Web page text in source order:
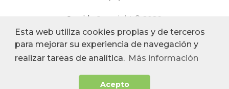
Comida Copyright © 2026.
Euroresidentes
Esta web utiliza cookies propias y de terceros
para mejorar su experiencia de navegación y
realizar tareas de analítica. Más información